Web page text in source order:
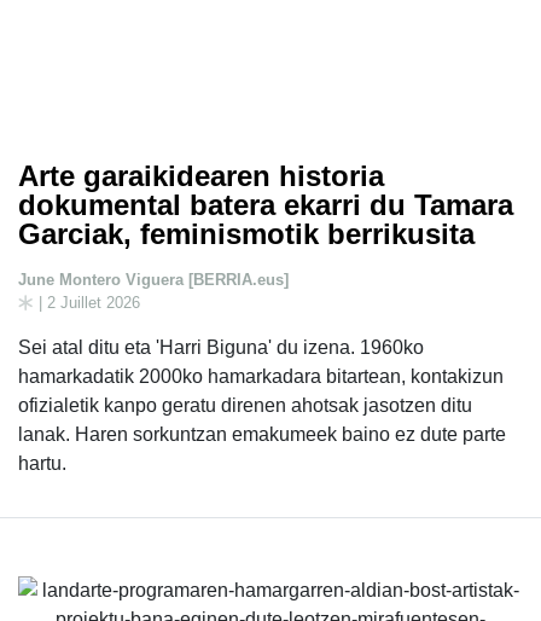
Arte garaikidearen historia
dokumental batera ekarri du Tamara
Garciak, feminismotik berrikusita
June Montero Viguera [BERRIA.eus]
| 2 Juillet 2026
Sei atal ditu eta 'Harri Biguna' du izena. 1960ko
hamarkadatik 2000ko hamarkadara bitartean, kontakizun
ofizialetik kanpo geratu direnen ahotsak jasotzen ditu
lanak. Haren sorkuntzan emakumeek baino ez dute parte
hartu.